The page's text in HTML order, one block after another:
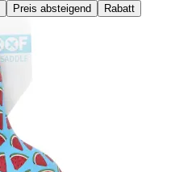
Preis absteigend Rabatt